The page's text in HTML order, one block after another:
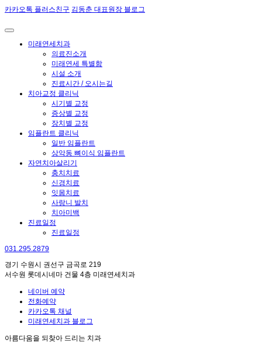
카카오톡 플러스친구 김동춘 대표원장 블로그
미래연세치과
의료진소개
미래연세 특별함
시설 소개
진료시간 / 오시는길
치아교정 클리닉
시기별 교정
증상별 교정
장치별 교정
임플란트 클리닉
일반 임플란트
상악동 뼈이식 임플란트
자연치아살리기
충치치료
신경치료
잇몸치료
사랑니 발치
치아미백
진료일정
진료일정
031.295.2879
경기 수원시 권선구 금곡로 219
서수원 롯데시네마 건물 4층 미래연세치과
네이버 예약
전화예약
카카오톡 채널
미래연세치과 블로그
아름다움을 되찾아 드리는 치과